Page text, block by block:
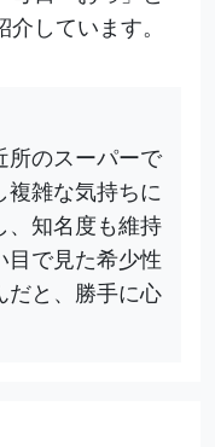
しています。
所のスーパーで
雑な気持ちに
、知名度も維持
目で見た希少性
だと、勝手に心